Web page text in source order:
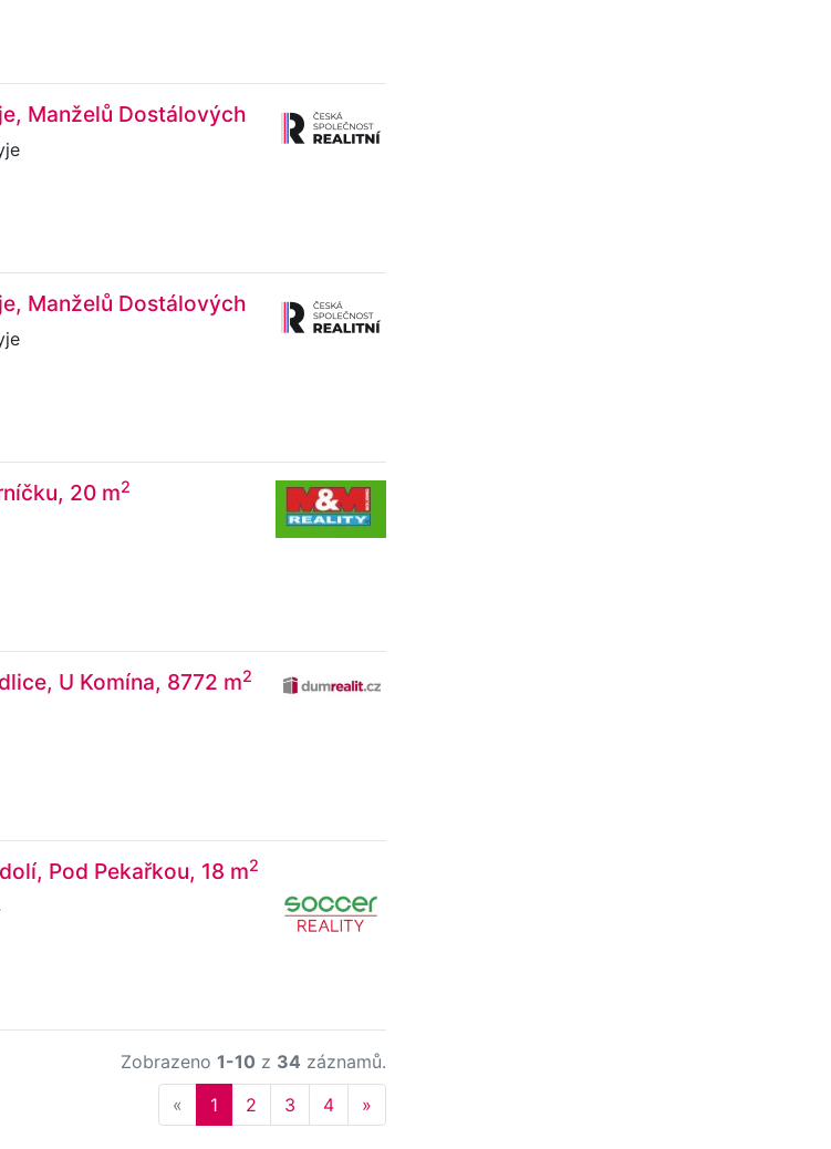
Manželů Dostálových
Manželů Dostálových
20 m2
U Komína, 8772 m2
Pod Pekařkou, 18 m2
Zobrazeno 1-10 z 34 záznamů.
« Previous
1 2 3 4 »